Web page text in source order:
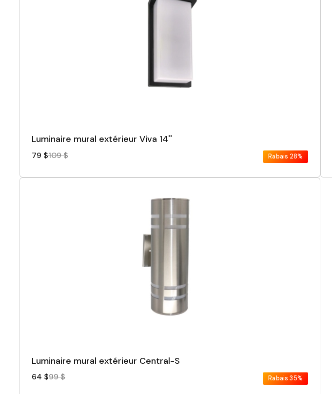
Luminaire mural extérieur Viva 14''
79 $109 $ Rabais 28%
Luminaire mural extérieur Central-S
64 $99 $ Rabais 35%